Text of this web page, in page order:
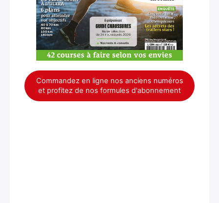
Commandez en ligne nos anciens numéros
et profitez de nos formules d'abonnement